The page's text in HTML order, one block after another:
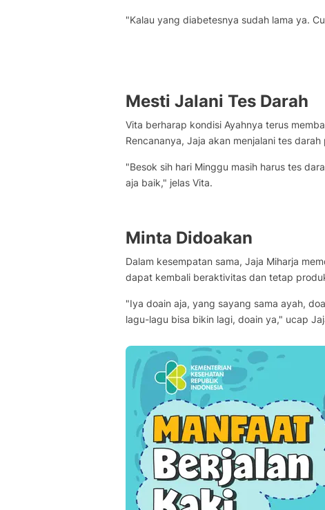
"Kalau yang diabetesnya sudah lama ya.
Mesti Jalani Tes Darah
Vita berharap kondisi Ayahnya terus
Rencananya, Jaja akan menjalani tes
"Besok sih hari Minggu masih harus tes
aja baik," jelas Vita.
Minta Didoakan
Dalam kesempatan sama, Jaja Miharja
dapat kembali beraktivitas dan tetap
"Iya doain aja, yang sayang sama ayah,
lagu-lagu bisa bikin lagi, doain ya," ucap